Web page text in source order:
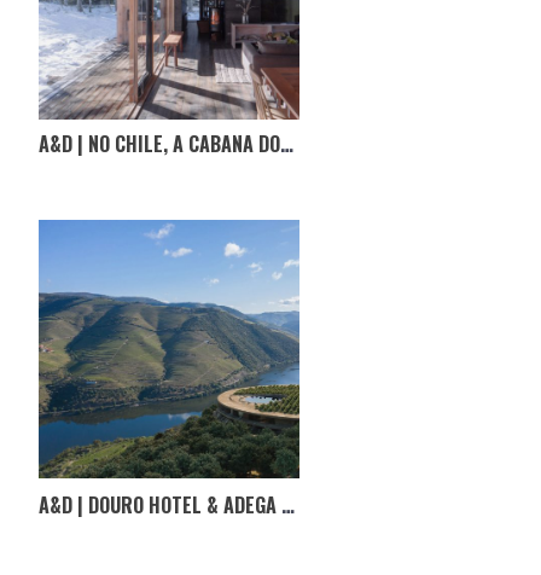
A&D | NO CHILE, A CABANA DOS IRAGÜEN VIÑUELA
A&D | DOURO HOTEL & ADEGA EM TABUAÇO